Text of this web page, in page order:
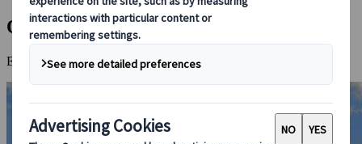
Onomichi
En underbar kuststad med pittoreska landskap